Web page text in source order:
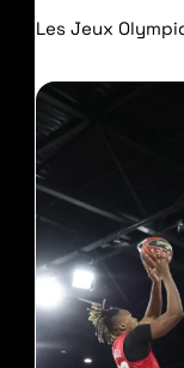
Les Jeux